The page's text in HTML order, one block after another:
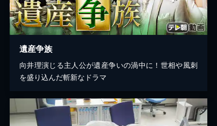
遺産争族
向井理演じる主人公が遺産争いの渦中に！世相や風刺
を盛り込んだ斬新なドラマ